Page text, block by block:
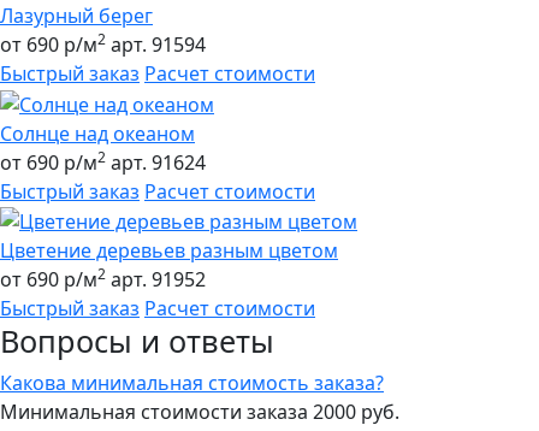
Лазурный берег
от 690 р/м2 арт. 91594
Быстрый заказ Расчет стоимости
Солнце над океаном
от 690 р/м2 арт. 91624
Быстрый заказ Расчет стоимости
Цветение деревьев разным цветом
от 690 р/м2 арт. 91952
Быстрый заказ Расчет стоимости
Вопросы и ответы
Какова минимальная стоимость заказа?
Минимальная стоимости заказа 2000 руб.